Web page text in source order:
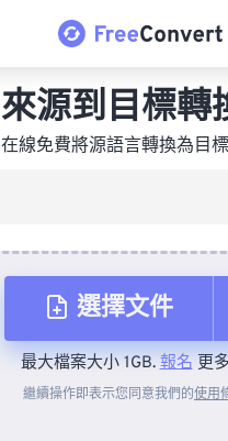
來源到目標轉
在線免費將源語言轉換為目
選擇文件
來自裝置
最大檔案大小 1GB.報名更
繼續操作即表示您同意我們的使用